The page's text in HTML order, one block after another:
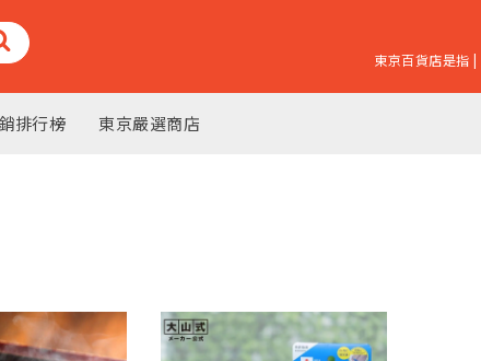
東京百貨店是指 |
排行榜 東京嚴選商店